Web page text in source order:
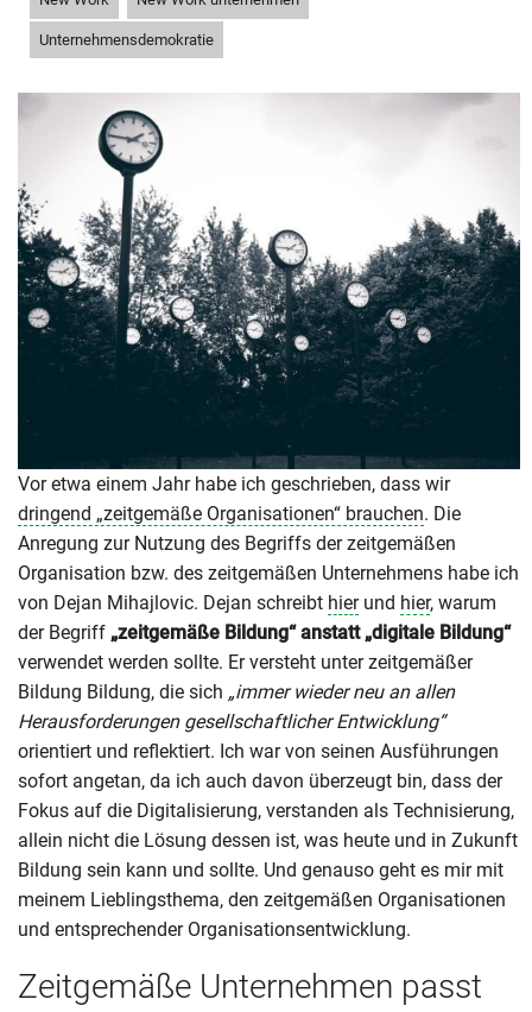
Unternehmensdemokratie
Vor etwa einem Jahr habe ich geschrieben, dass wir
dringend „zeitgemäße Organisationen“ brauchen. Die
Anregung zur Nutzung des Begriffs der zeitgemäßen
Organisation bzw. des zeitgemäßen Unternehmens habe ich
von Dejan Mihajlovic. Dejan schreibt hierund hier, warum
der Begriff „zeitgemäße Bildung“ anstatt „digitale Bildung“
verwendet werden sollte. Er versteht unter zeitgemäßer
Bildung Bildung, die sich „immer wieder neu an allen
Herausforderungen gesellschaftlicher Entwicklung“
orientiert und reflektiert. Ich war von seinen Ausführungen
sofort angetan, da ich auch davon überzeugt bin, dass der
Fokus auf die Digitalisierung, verstanden als Technisierung,
allein nicht die Lösung dessen ist, was heute und in Zukunft
Bildung sein kann und sollte. Und genauso geht es mir mit
meinem Lieblingsthema, den zeitgemäßen Organisationen
und entsprechender Organisationsentwicklung.
Zeitgemäße Unternehmen passt